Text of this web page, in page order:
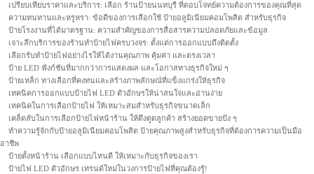
เปรียบเทียบราคาและบริการ: เลือก ร้านป้ายนนทบุรี ที่ตอบโจทย์ความต้องการของคุณที่สุด
ความทนทานและหรูหรา: ข้อดีของการเลือกใช้ ป้ายอลูมิเนียมคอมโพสิต สำหรับธุรกิจ
ป้ายโรงงานที่ได้มาตรฐาน: ความสำคัญของการสื่อสารความปลอดภัยและข้อมูล
เจาะลึกบริการของร้านทำป้ายไฟครบวงจร: ตั้งแต่การออกแบบถึงติดตั้ง
เลือกรับทำป้ายไฟอย่างไรให้ได้งานคุณภาพ คุ้มค่า และตรงเวลา
ป้าย LED ฟังก์ชันที่มากกว่าการแสดงผล และโอกาสทางธุรกิจใหม่ ๆ
ป้ายเหล็ก ทางเลือกที่คงทนและสร้างภาพลักษณ์ที่แข็งแกร่งให้ธุรกิจ
เทคนิคการออกแบบป้ายไฟ LED ตัวอักษรให้น่าสนใจและอ่านง่าย
เทคนิคในการเลือกป้ายไฟ ให้เหมาะสมสำหรับธุรกิจขนาดเล็ก
เคล็ดลับในการเลือกป้ายไฟหน้าร้าน ให้ดึงดูดลูกค้า สร้างยอดขายปัง ๆ
ทำความรู้จักกับป้ายอลูมิเนียมคอมโพสิต ป้ายคุณภาพสูงสำหรับธุรกิจที่ต้องการความเป็นมือ
อาชีพ
ป้ายตั้งหน้าร้าน เลือกแบบไหนดี ให้เหมาะกับธุรกิจของเรา
ป้ายไฟ LED ตัวอักษร เทรนด์ใหม่ในวงการป้ายไฟที่คุณต้องรู้!